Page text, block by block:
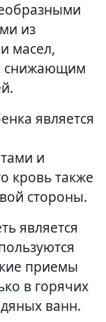
из
масел,
снижающим
является
и
кровь также
стороны.
является
приемы
в горячих
ванн.